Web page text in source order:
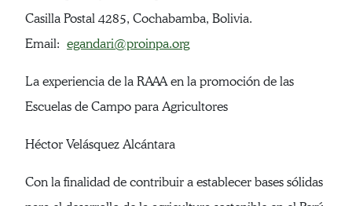
Casilla Postal 4285, Cochabamba, Bolivia.
Email: egandari@proinpa.org
La experiencia de la RAAA en la promoción de las
Escuelas de Campo para Agricultores
Héctor Velásquez Alcántara
Con la finalidad de contribuir a establecer bases sólidas